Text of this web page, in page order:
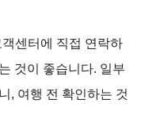
센터에 직접 연락하
것이 좋습니다. 일부
, 여행 전 확인하는 것